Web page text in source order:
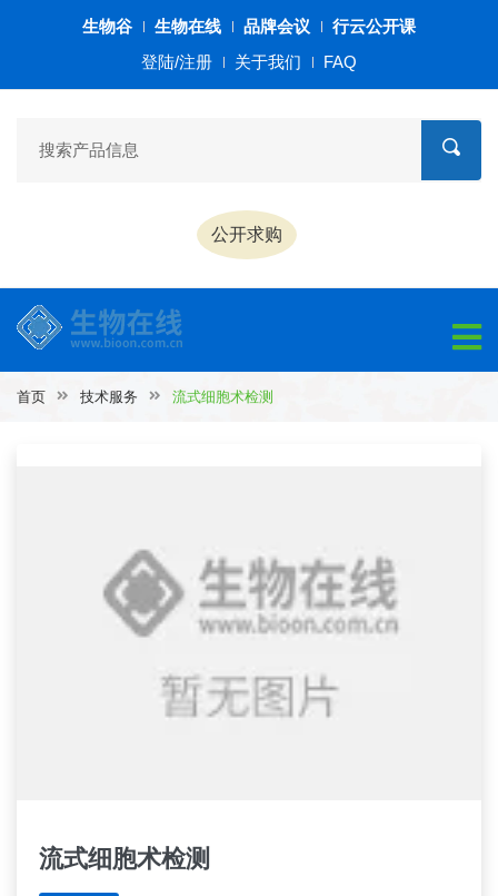
生物谷 生物在线 品牌会议
行云公开课
登陆/注册
关于我们 FAQ
公开求购
首页 技术服务 流式细胞术检测
流式细胞术检测